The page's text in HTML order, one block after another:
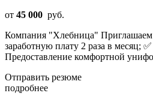
от 45 000 руб.
Компания "Хлебница"
зapаботную плaту 2 раза в меcяц;
Предоставление комфортной
Отправить резюме
подробнее